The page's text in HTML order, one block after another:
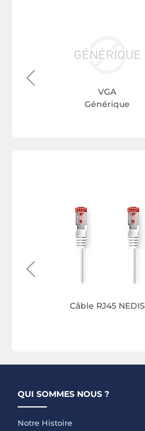
VGA
Générique
Câble RJ45 NEDIS
QUI SOMMES NOUS ?
Notre Histoire